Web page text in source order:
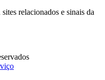
relacionados e sinais da